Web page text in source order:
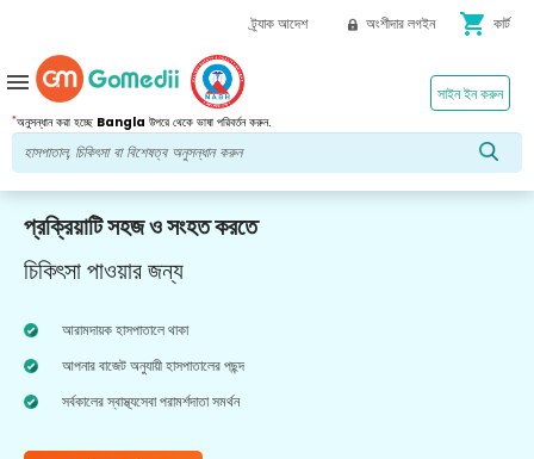
ট্র্যাক আদেশ অংশীদার লগইন shopping_cart কার্ট
*অনুসন্ধান করা হচ্ছে Bangla উপরে থেকে ভাষা পরিবর্তন করুন.
সাইন ইন করুন
menu
প্রক্রিয়াটি সহজ ও সংহত করতে
চিকিৎসা পাওয়ার জন্য
আরামদায়ক হাসপাতালে থাকা
আপনার বাজেট অনুযায়ী হাসপাতালের পছন্দ
সর্বকালের স্বাস্থ্যসেবা পরামর্শদাতা সমর্থন